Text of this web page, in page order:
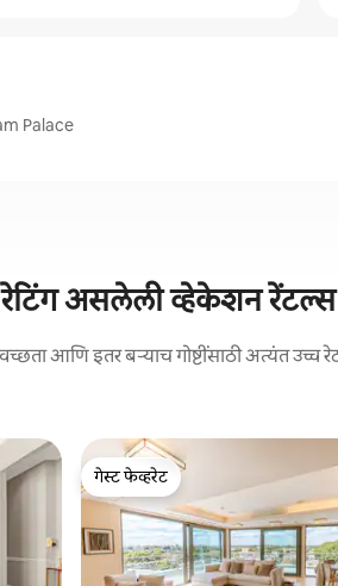
Palace
असलेली व्हेकेशन रेंटल्स
आणि इतर बऱ्याच गोष्टींसाठी अत्यंत
गेस्ट फेव्हरेट
गेस्ट फेव्हरेट